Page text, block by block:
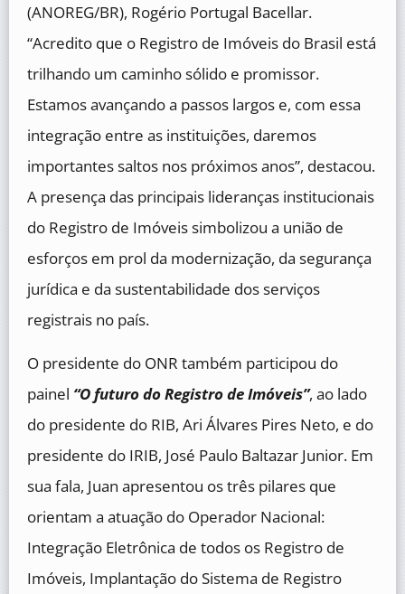
(ANOREG/BR), Rogério Portugal Bacellar.
“Acredito que o Registro de Imóveis do Brasil está
trilhando um caminho sólido e promissor.
Estamos avançando a passos largos e, com essa
integração entre as instituições, daremos
importantes saltos nos próximos anos”, destacou.
A presença das principais lideranças institucionais
do Registro de Imóveis simbolizou a união de
esforços em prol da modernização, da segurança
jurídica e da sustentabilidade dos serviços
registrais no país.
O presidente do ONR também participou do
painel “O futuro do Registro de Imóveis”, ao lado
do presidente do RIB, Ari Álvares Pires Neto, e do
presidente do IRIB, José Paulo Baltazar Junior. Em
sua fala, Juan apresentou os três pilares que
orientam a atuação do Operador Nacional:
Integração Eletrônica de todos os Registro de
Imóveis, Implantação do Sistema de Registro